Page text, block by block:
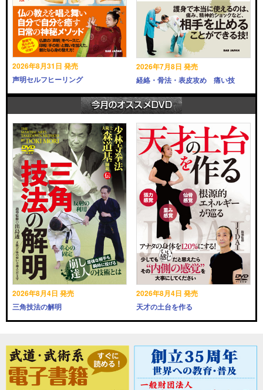
2026年8月31日 発売
声明セルフヒーリング
2026年7月8日 発売
経絡・骨法・表皮攻め 痛い技
2026年8月4日 発売
三角技法の解明
2026年8月4日 発売
天才の土台を作る